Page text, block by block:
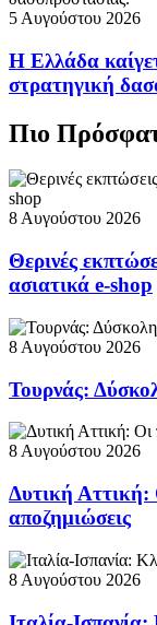
5 Αυγούστου 2026
Η Ελλάδα
στρατηγική
Πιο
8 Αυγούστου 2026
Θερινές
ασιατικά e-shop
8 Αυγούστου 2026
Τουρνάς:
8 Αυγούστου 2026
Δυτική Αττική:
αποζημιώσεις
8 Αυγούστου 2026